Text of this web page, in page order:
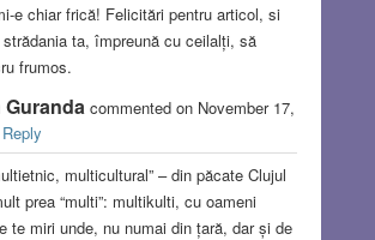
e chiar frică! Felicitări pentru articol, si
ta, împreună cu ceilalți, să
frumos.
commented on November 17,
Reply
multicultural” – din păcate Clujul
prea “multi”: multikulti, cu oameni
te miri unde, nu numai din țară, dar și de